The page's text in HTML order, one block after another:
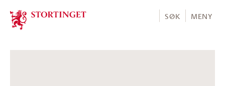
Stortinget.no
SØK MENY